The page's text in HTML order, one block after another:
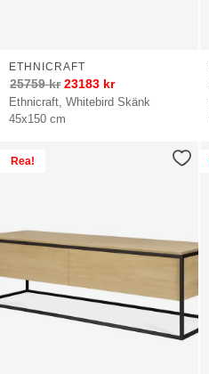
Ethnicraft, Whitebird Skänk
45x150 cm
ETHNICRAFT
25759kr 23183 kr
Rea!